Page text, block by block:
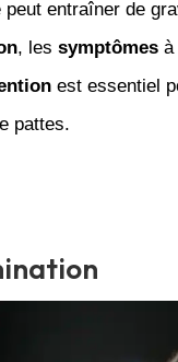
peut entraîner de
, les symptômesà
est essentiel
pattes.